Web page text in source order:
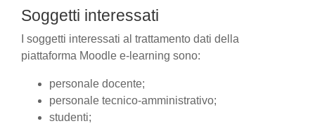
Soggetti interessati
I soggetti interessati al trattamento dati della
piattaforma Moodle e-learning sono:
personale docente;
personale tecnico-amministrativo;
studenti;